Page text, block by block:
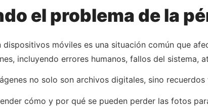
el problema de la
móviles es una situación común que
incluyendo errores humanos, fallos del sistema,
no solo son archivos digitales, sino
cómo y por qué se pueden perder las fotos